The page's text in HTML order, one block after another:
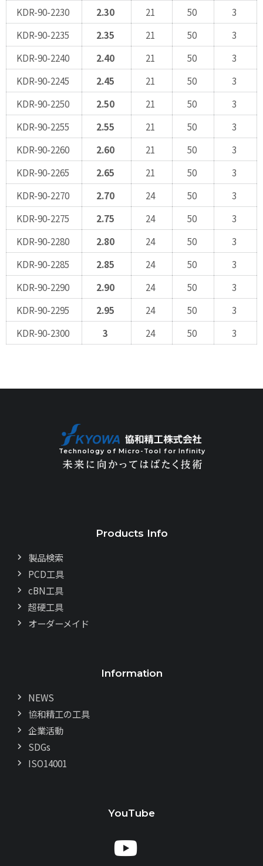
KDR-90-2230
2.30 21 50
3
KDR-90-2235
2.35 21 50
3
KDR-90-2240
2.40 21 50
3
KDR-90-2245
2.45 21 50
3
KDR-90-2250
2.50 21 50
3
KDR-90-2255
2.55 21 50
3
KDR-90-2260
2.60 21 50
3
KDR-90-2265
2.65 21 50
3
KDR-90-2270
2.70 24 50
3
KDR-90-2275
2.75 24 50
3
KDR-90-2280
2.80 24 50
3
KDR-90-2285
2.85 24 50
3
KDR-90-2290
2.90 24 50
3
KDR-90-2295
2.95 24 50
3
KDR-90-2300
3 24 50 3
Technology of Micro-Tool for Infinity
Products Info
製品検索
PCD工具
cBN工具
超硬工具
オーダーメイド
Information
NEWS
協和精工の工具
企業活動
SDGs
ISO14001
YouTube